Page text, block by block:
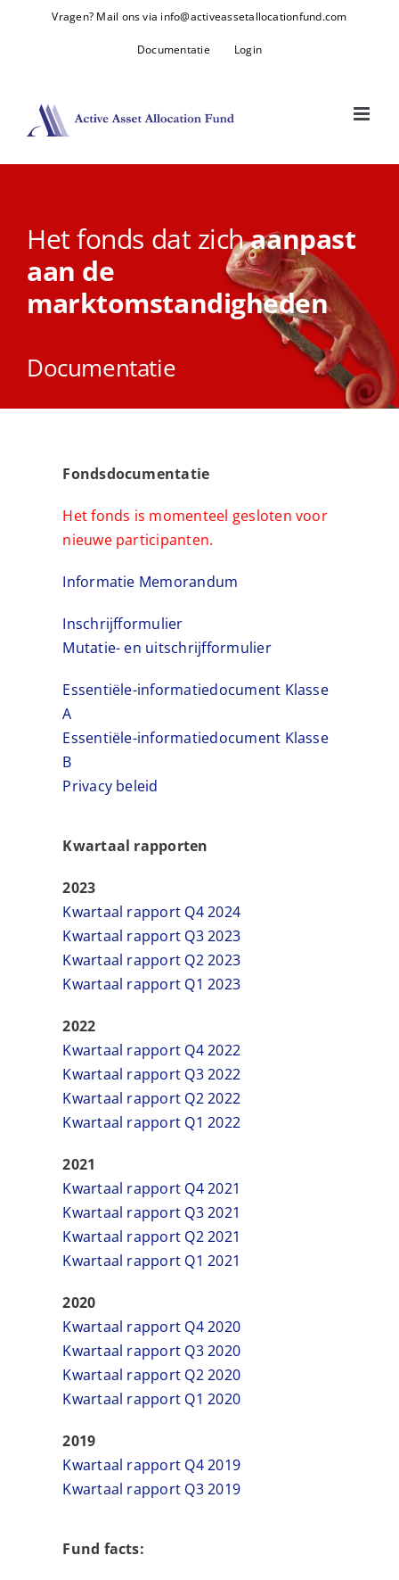
Vragen? Mail ons via info@activeassetallocationfund.com
Documentatie Login
Het fonds dat zichaanpast
aan de
marktomstandigheden
Documentatie
Fondsdocumentatie
Het fonds is momenteel gesloten voor
nieuwe participanten.
Informatie Memorandum
Inschrijfformulier
Mutatie- en uitschrijfformulier
Essentiële-informatiedocument Klasse
A
Essentiële-informatiedocument Klasse
B
Privacy beleid
Kwartaal rapporten
2023
Kwartaal rapport Q4 2024
Kwartaal rapport Q3 2023
Kwartaal rapport Q2 2023
Kwartaal rapport Q1 2023
2022
Kwartaal rapport Q4 2022
Kwartaal rapport Q3 2022
Kwartaal rapport Q2 2022
Kwartaal rapport Q1 2022
2021
Kwartaal rapport Q4 2021
Kwartaal rapport Q3 2021
Kwartaal rapport Q2 2021
Kwartaal rapport Q1 2021
2020
Kwartaal rapport Q4 2020
Kwartaal rapport Q3 2020
Kwartaal rapport Q2 2020
Kwartaal rapport Q1 2020
2019
Kwartaal rapport Q4 2019
Kwartaal rapport Q3 2019
Fund facts: